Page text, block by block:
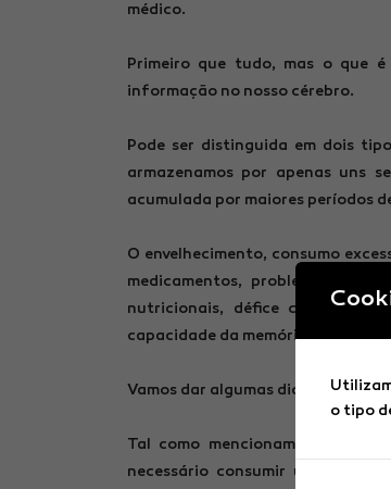
médico.
Primeiro que tudo, mas o que
informação no nosso cérebro.
Pode ser distinguida em dois
armazenamos por apenas uns
acumulada por maiores períodos
O envelhecimento, consumo
medicamentos, problemas
nutricionais, défice cognitivo
capacidade da memória.
Vamos dar algumas dicas do que
Tal como mencionamos que o
necessário consumir um
o tipo